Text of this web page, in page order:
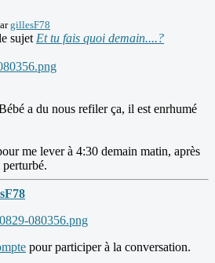
gillesF78
sujet Et tu fais quoi demain....?
a du nous refiler ça, il est enrhumé
me lever à 4:30 demain matin, après
pour participer à la conversation.